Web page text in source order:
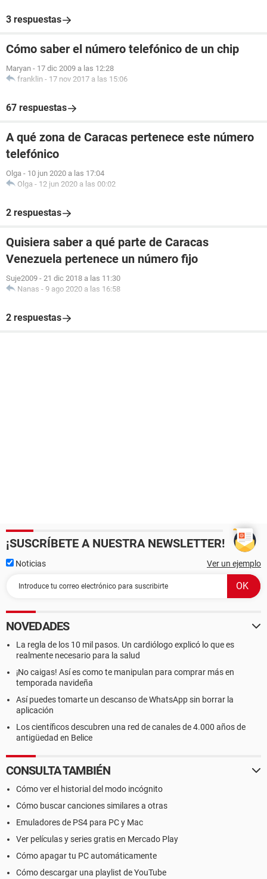
3 respuestas
Cómo saber el número telefónico de un chip
Maryan - 17 dic 2009 a las 12:28
franklin - 17 nov 2017 a las 15:06
67 respuestas
A qué zona de Caracas pertenece este número
telefónico
Olga - 10 jun 2020 a las 17:04
Olga - 12 jun 2020 a las 00:02
2 respuestas
Quisiera saber a qué parte de Caracas
Venezuela pertenece un número fijo
Suje2009 - 21 dic 2018 a las 11:30
Nanas - 9 ago 2020 a las 16:58
2 respuestas
¡SUSCRÍBETE A NUESTRA NEWSLETTER!
Noticias Ver un ejemplo
NOVEDADES
La regla de los 10 mil pasos. Un cardiólogo explicó lo que es
realmente necesario para la salud
¡No caigas! Así es como te manipulan para comprar más en
temporada navideña
Así puedes tomarte un descanso de WhatsApp sin borrar la
aplicación
Los científicos descubren una red de canales de 4.000 años de
antigüedad en Belice
CONSULTA TAMBIÉN
Cómo ver el historial del modo incógnito
Cómo buscar canciones similares a otras
Emuladores de PS4 para PC y Mac
Ver películas y series gratis en Mercado Play
Cómo apagar tu PC automáticamente
Cómo descargar una playlist de YouTube